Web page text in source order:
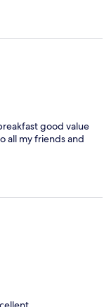
good value
all my friends and